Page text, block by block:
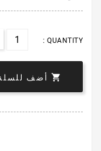
QUANTITY :
 أضف